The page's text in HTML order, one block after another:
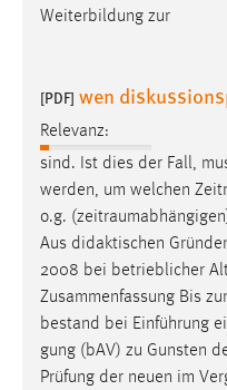
Weiterbildung zur
[PDF] wen
Relevanz:
sind. Ist dies der Fall,
werden, um welchen
o.g. (zeitraumabhängigen
Aus didaktischen
2008 bei betrieblicher
Zusammenfassung Bis
bestand bei Einführung
gung (bAV) zu Gunsten
Prüfung der neuen im
Statistik Cookies
unsere Besucher
Matomo
Name:
_pk_ref, _pk_cvar,
Zweck:
Zugriffsstatistik
Cookie Laufzeit: